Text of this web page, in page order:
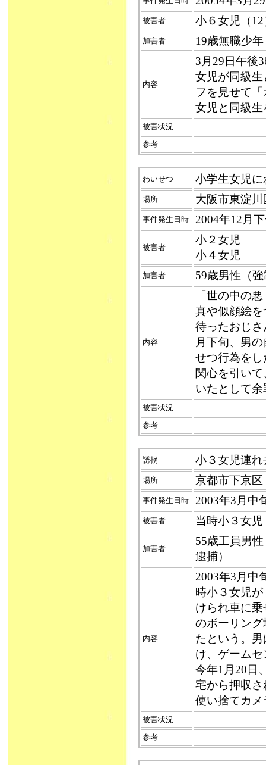
被害者 小６女児（12
加害者 19歳無職少
内容
3月29日午後
女児が同級
フを見せて
女児と同級
被害状況
参考
わいせつ 小学生女児に
場所 大阪市東淀川
事件発生日時 2004年12月
被害者
小２女児
小４女児
加害者 59歳男性（
内容
「世の中の
真や似顔絵
待ったおじ
月下旬、男
せつ行為を
関心を引い
いたとして
被害状況
参考
誘拐 小３女児連れ
場所 京都市下京区
事件発生日時 2003年3月
被害者 当時小３女児
加害者
55歳工員男
逮捕）
内容
2003年3月中
時小３女児
けられ車に
のボーリン
たという。
け、ゲーム
今年1月20日
宅から押収
使い捨てカ
被害状況
参考